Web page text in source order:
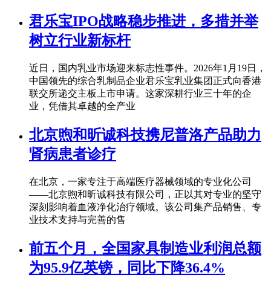
君乐宝IPO战略稳步推进，多措并举
树立行业新标杆
近日，国内乳业市场迎来标志性事件。2026年1月19日，
中国领先的综合乳制品企业君乐宝乳业集团正式向香港
联交所递交主板上市申请。这家深耕行业三十年的企
业，凭借其卓越的全产业
北京煦和昕诚科技携尼普洛产品助力
肾病患者诊疗
在北京，一家专注于高端医疗器械领域的专业化公司
——北京煦和昕诚科技有限公司，正以其对专业的坚守
深刻影响着血液净化治疗领域。该公司集产品销售、专
业技术支持与完善的售
前五个月，全国家具制造业利润总额
为95.9亿英镑，同比下降36.4%